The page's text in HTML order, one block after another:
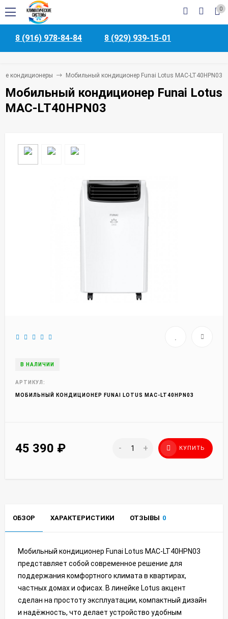
0
8 (916) 978-84-84 8 (929) 939-15-01
кондиционеры Мобильный кондиционер Funai Lotus MAC-LT40HPN03
Мобильный кондиционер Funai Lotus
MAC-LT40HPN03
В НАЛИЧИИ
АРТИКУЛ:
МОБИЛЬНЫЙ КОНДИЦИОНЕР FUNAI LOTUS MAC-LT40HPN03
45 390 ₽ - + КУПИТЬ
ОБЗОР ХАРАКТЕРИСТИКИ ОТЗЫВЫ 0
Мобильный кондиционер Funai Lotus MAC-LT40HPN03
представляет собой современное решение для
поддержания комфортного климата в квартирах,
частных домах и офисах. В линейке Lotus акцент
сделан на простоту эксплуатации, компактный дизайн
и надёжность, что делает устройство удобным